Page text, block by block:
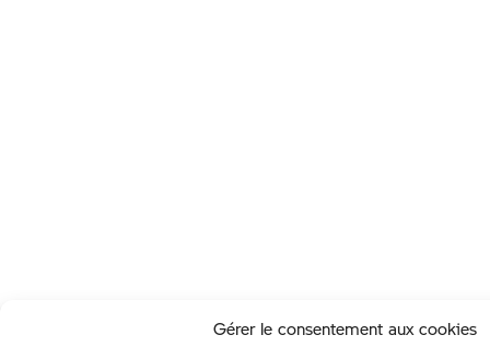
Gérer le consentement aux cookies